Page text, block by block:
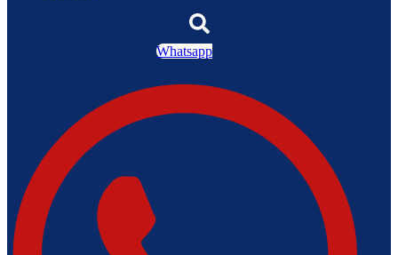
Whatsapp